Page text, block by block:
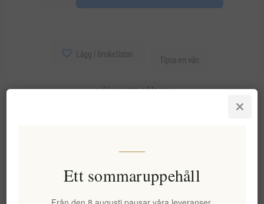
Lägg i önskelistan Tipsa en vän
Lagerstatus:I lager
Specifications
Detta handgjorda förrättstallrik i olivträ har tre generösa fack
Ett sommaruppehåll